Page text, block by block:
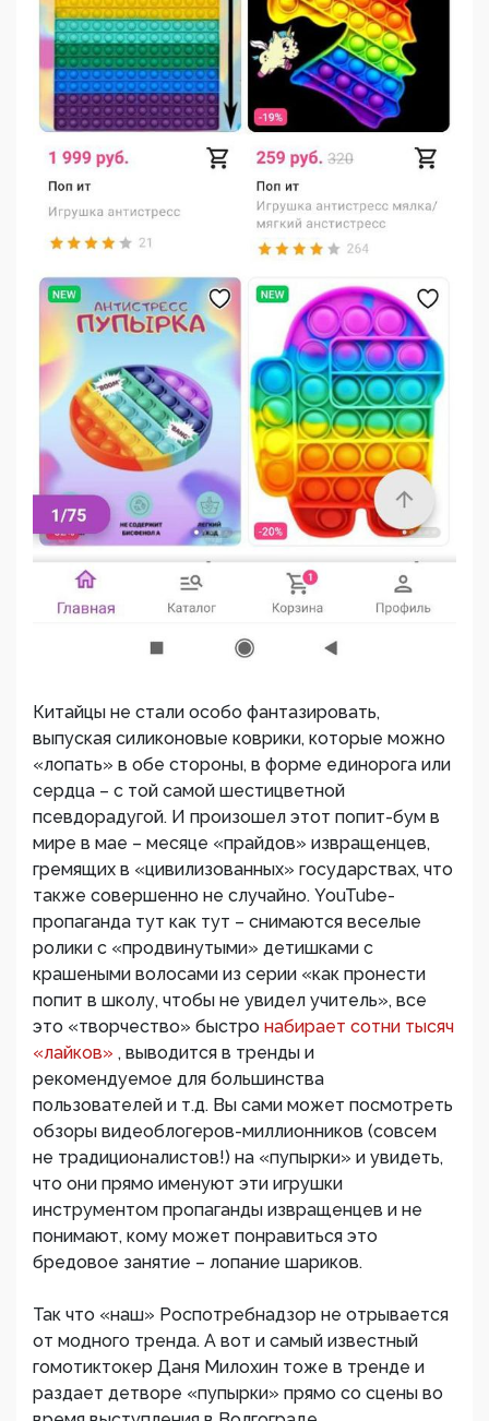
Китайцы не стали особо фантазировать,
выпуская силиконовые коврики, которые можно
«лопать» в обе стороны, в форме единорога или
сердца – с той самой шестицветной
псевдорадугой. И произошел этот попит-бум в
мире в мае – месяце «прайдов» извращенцев,
гремящих в «цивилизованных» государствах, что
также совершенно не случайно. YouTube-
пропаганда тут как тут – снимаются веселые
ролики с «продвинутыми» детишками с
крашеными волосами из серии «как пронести
попит в школу, чтобы не увидел учитель», все
это «творчество» быстро набирает сотни тысяч
«лайков» , выводится в тренды и
рекомендуемое для большинства
пользователей и т.д. Вы сами может посмотреть
обзоры видеоблогеров-миллионников (совсем
не традиционалистов!) на «пупырки» и увидеть,
что они прямо именуют эти игрушки
инструментом пропаганды извращенцев и не
понимают, кому может понравиться это
бредовое занятие – лопание шариков.
Так что «наш» Роспотребнадзор не отрывается
от модного тренда. А вот и самый известный
гомотиктокер Даня Милохин тоже в тренде и
раздает детворе «пупырки» прямо со сцены во